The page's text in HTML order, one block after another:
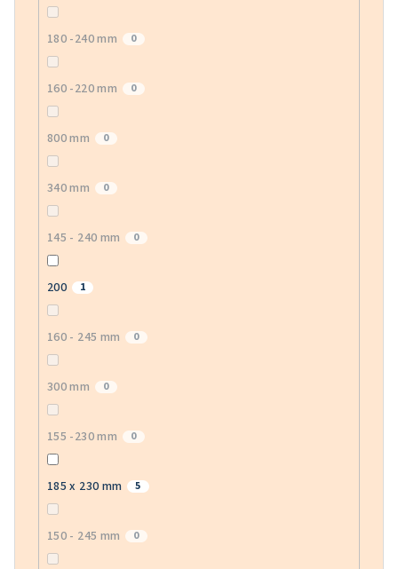
180 -240 mm 0
160 -220 mm 0
800 mm 0
340 mm 0
145 - 240 mm 0
200 1
160 - 245 mm 0
300 mm 0
155 -230 mm 0
185 x 230 mm 5
150 - 245 mm 0